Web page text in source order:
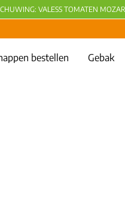
VALESS TOMATEN
bestellen Gebak